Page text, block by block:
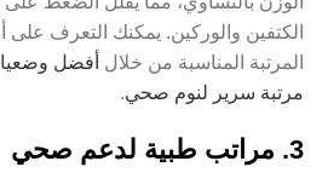
الكتفين والوركين. يمكنك التعرف على
المرتبة المناسبة من خلال أفضل
مرتبة سرير لنوم صحي.
3. مراتب طبية لدعم صحي